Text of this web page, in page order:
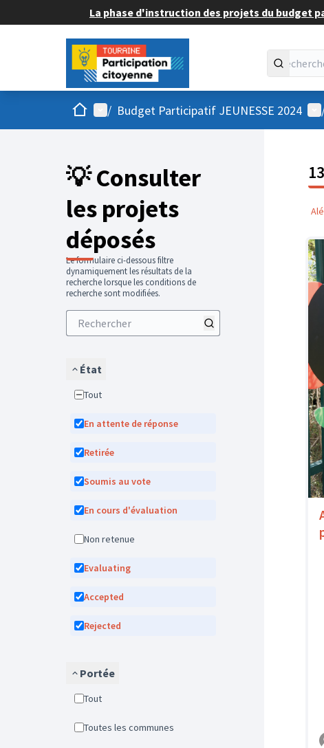
La phase d'instruction des projets du budget
AccueilMenu principal
/ Budget Participatif JEUNESSE 2024
💡 Consulter
les projets
déposés
Le formulaire ci-dessous filtre
dynamiquement les résultats de la
recherche lorsque les conditions de
recherche sont modifiées.
État
Tout
En attente de réponse
Retirée
Soumis au vote
En cours d'évaluation
Non retenue
Evaluating
Accepted
Rejected
Portée
Tout
Toutes les communes